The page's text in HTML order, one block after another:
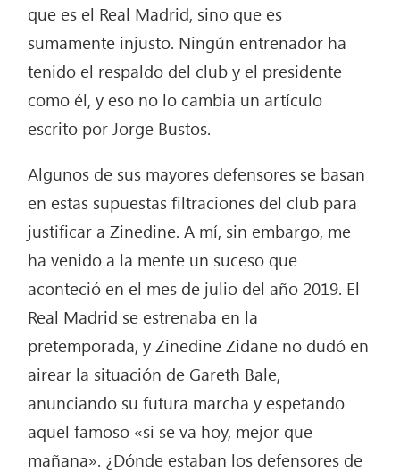
que es el Real Madrid, sino que es
sumamente injusto. Ningún entrenador ha
tenido el respaldo del club y el presidente
como él, y eso no lo cambia un artículo
escrito por Jorge Bustos.
Algunos de sus mayores defensores se basan
en estas supuestas filtraciones del club para
justificar a Zinedine. A mí, sin embargo, me
ha venido a la mente un suceso que
aconteció en el mes de julio del año 2019. El
Real Madrid se estrenaba en la
pretemporada, y Zinedine Zidane no dudó en
airear la situación de Gareth Bale,
anunciando su futura marcha y espetando
aquel famoso «si se va hoy, mejor que
mañana». ¿Dónde estaban los defensores de